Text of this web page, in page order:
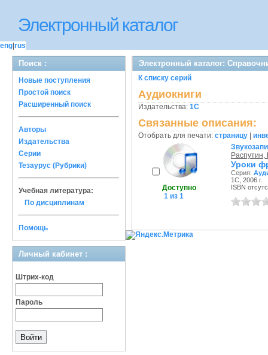
Электронный каталог
eng rus
Поиск :
Новые поступления
Простой поиск
Расширенный поиск
Авторы
Издательства
Серии
Тезаурус (Рубрики)
Учебная литература:
По дисциплинам
Помощь
Личный кабинет :
Штрих-код
Пароль
Электронный каталог:
К списку серий
Аудиокниги
Издательства: 1С
Связанные описания:
Отобрать для печати: страницу
Доступно
1 из 1
Распутин,
Уроки
Серия:
1С, 2006 г.
ISBN